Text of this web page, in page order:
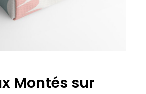
Montés sur